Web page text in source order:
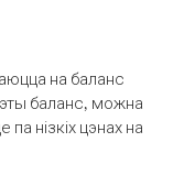
на баланс
баланс, можна
нізкіх цэнах на